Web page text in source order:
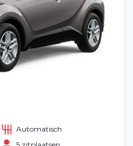
Automatisch